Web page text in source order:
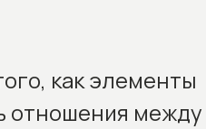
как элементы
отношения между